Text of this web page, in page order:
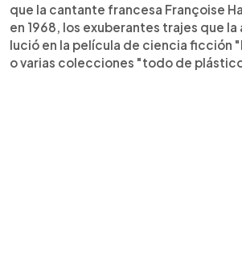
que la cantante francesa Françoise
en 1968, los exuberantes trajes que la
lució en la película de ciencia ficción
o varias colecciones "todo de